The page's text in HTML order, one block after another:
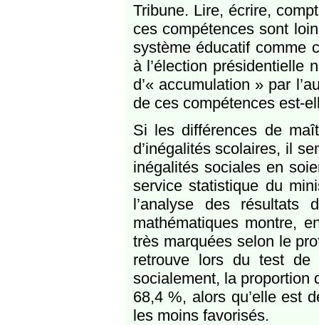
Tribune. Lire, écrire,
ces compétences sont
système éducatif comme
à l’élection présidentielle
d’« accumulation » par
de ces compétences est-
Si les différences de
d’inégalités scolaires, il
inégalités sociales en
service statistique du
l’analyse des
mathématiques montre,
très marquées selon le
retrouve lors du test
socialement, la proportion
68,4 %, alors qu’elle est
les moins favorisés.